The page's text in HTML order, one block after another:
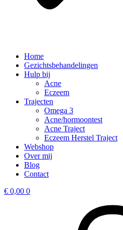
Home
Gezichtsbehandelingen
Hulp bij
Acne
Eczeem
Trajecten
Omega 3
Acne/hormoontest
Acne Traject
Eczeem Herstel Traject
Webshop
Over mij
Blog
Contact
€ 0,00 0